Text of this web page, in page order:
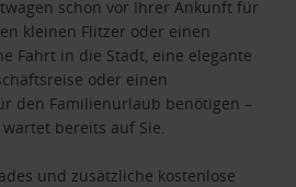
schon vor Ihrer Ankunft für
kleinen Flitzer oder einen
Fahrt in die Stadt, eine elegante
oder einen
den Familienurlaub benötigen –
bereits auf Sie.
und zusätzliche kostenlose